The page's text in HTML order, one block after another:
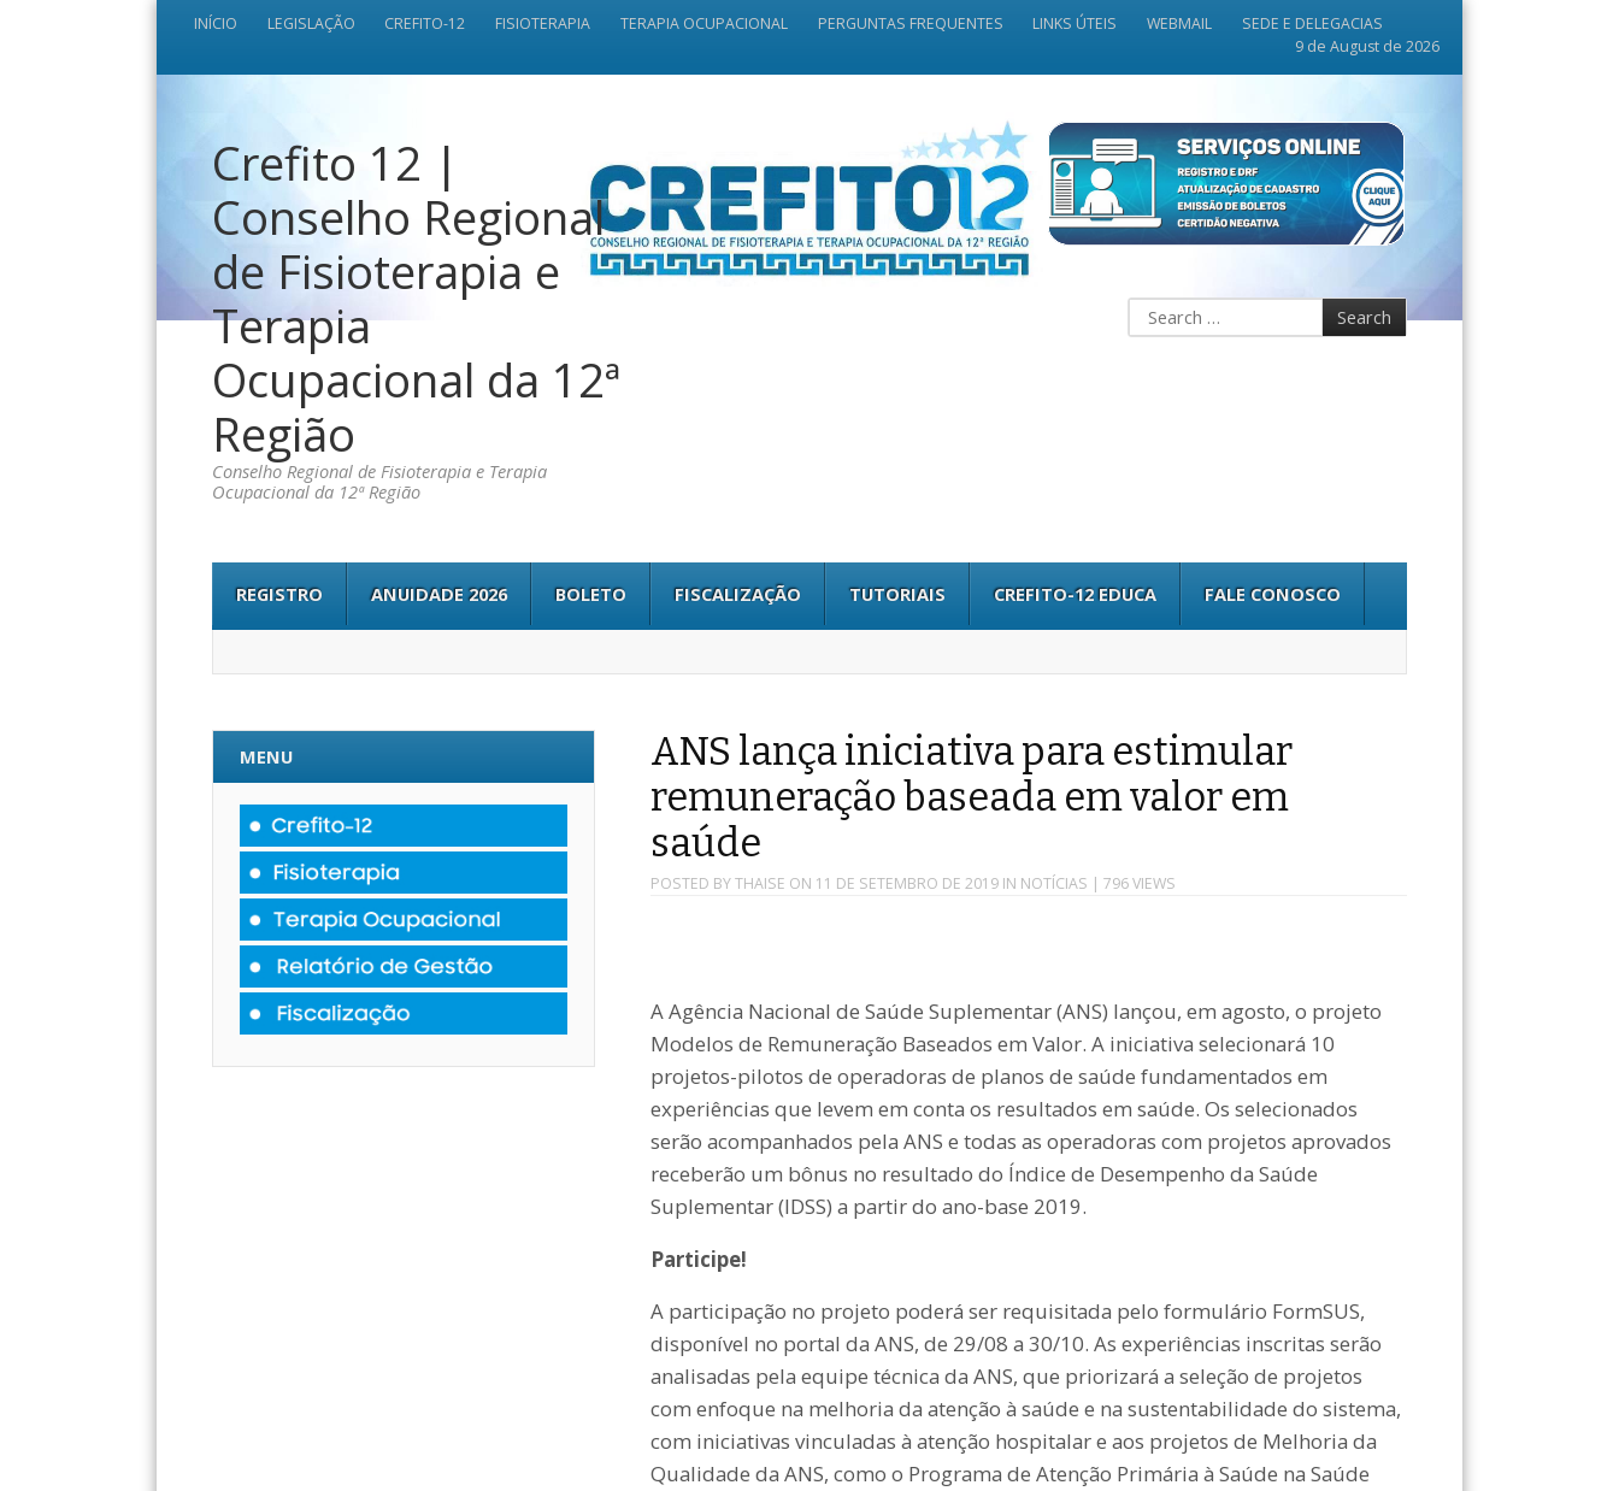
INÍCIO LEGISLAÇÃO CREFITO-12 FISIOTERAPIA TERAPIA OCUPACIONAL PERGUNTAS FREQUENTES LINKS ÚTEIS WEBMAIL
SEDE E DELEGACIAS
9 de August de 2026
Crefito 12 |
Conselho Regional
de Fisioterapia e
Terapia
Ocupacional da 12ª
Região
Conselho Regional de Fisioterapia e Terapia
Ocupacional da 12ª Região
REGISTRO ANUIDADE 2026 BOLETO FISCALIZAÇÃO TUTORIAIS CREFITO-12 EDUCA FALE CONOSCO
ANS lança iniciativa para estimular
remuneração baseada em valor em
saúde
POSTED BYTHAISE ON 11 DE SETEMBRO DE 2019IN NOTÍCIAS | 796 VIEWS
A Agência Nacional de Saúde Suplementar (ANS) lançou, em agosto, o projeto
Modelos de Remuneração Baseados em Valor. A iniciativa selecionará 10
projetos-pilotos de operadoras de planos de saúde fundamentados em
experiências que levem em conta os resultados em saúde. Os selecionados
serão acompanhados pela ANS e todas as operadoras com projetos aprovados
receberão um bônus no resultado do Índice de Desempenho da Saúde
Suplementar (IDSS) a partir do ano-base 2019.
Participe!
A participação no projeto poderá ser requisitada pelo formulário FormSUS,
disponível no portal da ANS, de 29/08 a 30/10. As experiências inscritas serão
analisadas pela equipe técnica da ANS, que priorizará a seleção de projetos
com enfoque na melhoria da atenção à saúde e na sustentabilidade do sistema,
com iniciativas vinculadas à atenção hospitalar e aos projetos de Melhoria da
Qualidade da ANS, como o Programa de Atenção Primária à Saúde na Saúde
MENU